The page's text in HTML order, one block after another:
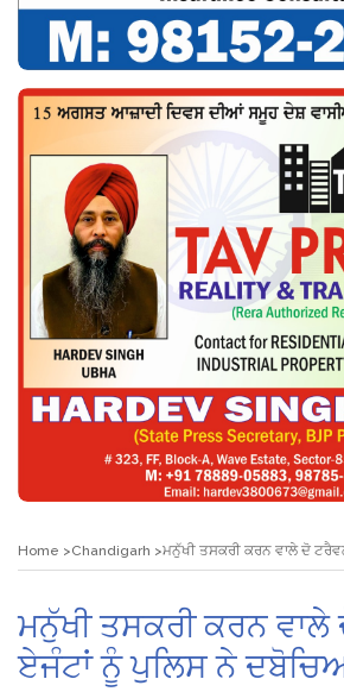
Home Chandigarh ਮਨੁੱਖੀ ਤਸਕਰੀ ਕਰਨ ਵਾਲੇ ਦੋ
ਮਨੁੱਖੀ ਤਸਕਰੀ ਕਰਨ
ਏਜੰਟਾਂ ਨੂੰ ਪੁਲਿਸ ਨੇ